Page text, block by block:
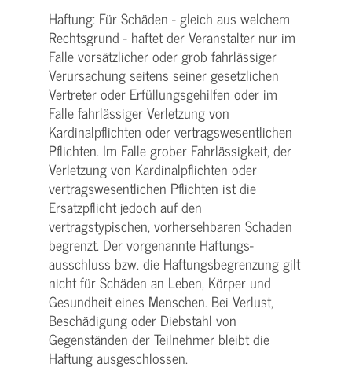
Haftung: Für Schäden - gleich aus welchem
Rechtsgrund - haftet der Veranstalter nur im
Falle vorsätzlicher oder grob fahrlässiger
Verursachung seitens seiner gesetzlichen
Vertreter oder Erfüllungsgehilfen oder im
Falle fahrlässiger Verletzung von
Kardinalpflichten oder vertrags­wesentlichen
Pflichten. Im Falle grober Fahrlässigkeit, der
Verletzung von Kardinalpflichten oder
vertrags­wesentlichen Pflichten ist die
Ersatzpflicht jedoch auf den
vertragstypischen, vorhersehbaren Schaden
begrenzt. Der vorgenannte Haftungs­
ausschluss bzw. die Haftungs­begrenzung gilt
nicht für Schäden an Leben, Körper und
Gesundheit eines Menschen. Bei Verlust,
Beschädigung oder Diebstahl von
Gegenständen der Teilnehmer bleibt die
Haftung ausgeschlossen.